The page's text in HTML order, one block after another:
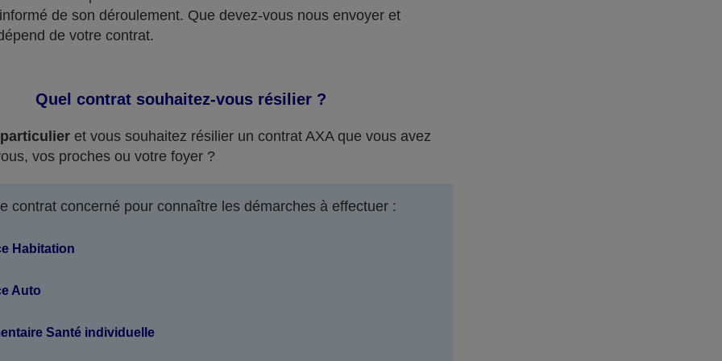
de son déroulement. Que devez-vous nous envoyer et
de votre contrat.
Quel contrat souhaitez-vous résilier ?
et vous souhaitez résilier un contrat AXA que vous avez
vos proches ou votre foyer ?
contrat concerné pour connaître les démarches à effectuer :
Habitation
Auto
Santé individuelle